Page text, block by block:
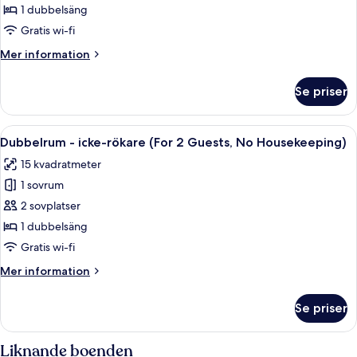
1 dubbelsäng
Gratis wi-fi
Mer information
Mer
Se priser
Öppna
alla
foton
för
Dubbelrum
-
icke-
(For
No
Ett hotellrum med en stor säng, en
5
Dubbelrum - icke-rökare (For 2 Guests, No Housekeeping)
15 kvadratmeter
1 sovrum
2 sovplatser
1 dubbelsäng
Gratis wi-fi
Mer information
Mer
-
icke-
Se priser
Liknande boenden